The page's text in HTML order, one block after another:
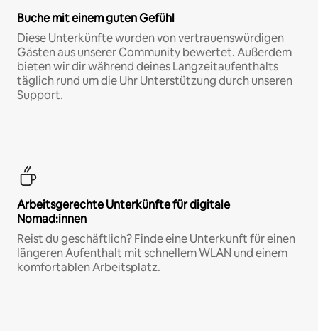
Buche mit einem guten Gefühl
Diese Unterkünfte wurden von vertrauenswürdigen
Gästen aus unserer Community bewertet. Außerdem
bieten wir dir während deines Langzeitaufenthalts
täglich rund um die Uhr Unterstützung durch unseren
Support.
Arbeitsgerechte Unterkünfte für digitale
Nomad:innen
Reist du geschäftlich? Finde eine Unterkunft für einen
längeren Aufenthalt mit schnellem WLAN und einem
komfortablen Arbeitsplatz.